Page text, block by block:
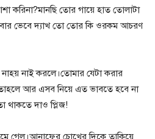
করিনা?মানছি তোর গায়ে হাত তোলাটা
ভেবে দ্যাখ তো তোর কি ওরকম আচরণ
নাই করলে।তোমার যেটা করার
আর এসব নিয়ে এত ভাবতে হবে না
দাও প্লিজ!
গেল।আনাফের চোখের দিকে তাকিয়ে